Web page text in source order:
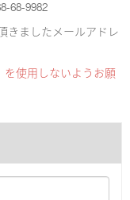
68-9982
きましたメールアドレ
使用しないようお願